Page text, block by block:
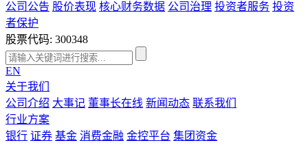
公司公告 股价表现 核心财务数据 公司治理 投资者服务 投资
者保护
股票代码: 300348
EN
关于我们
公司介绍 大事记 董事长在线 新闻动态 联系我们
行业方案
银行 证券 基金 消费金融 金控平台 集团资金